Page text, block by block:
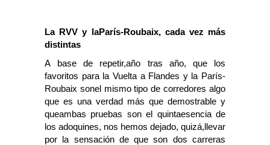
La RVV y laParís-Roubaix, cada vez más
distintas
A base de repetir,año tras año, que los
favoritos para la Vuelta a Flandes y la París-
Roubaix sonel mismo tipo de corredores algo
que es una verdad más que demostrable y
queambas pruebas son el quintaesencia de
los adoquines, nos hemos dejado, quizá,llevar
por la sensación de que son dos carreras